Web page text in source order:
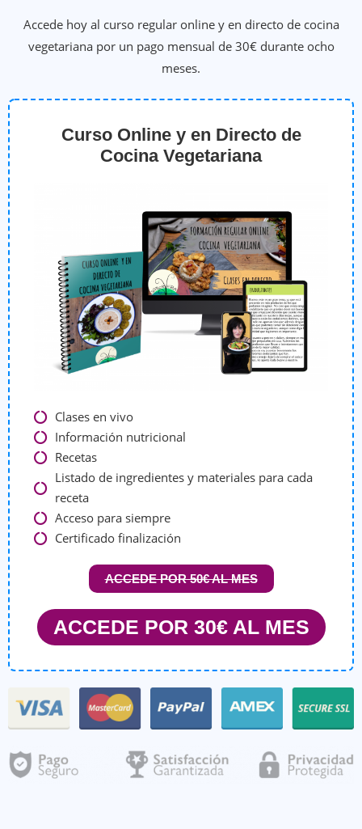
Accede hoy al curso regular online y en directo de cocina
vegetariana por un pago mensual de 30€ durante ocho
meses.
Curso Online y en Directo de
Cocina Vegetariana
Clases en vivo
Información nutricional
Recetas
Listado de ingredientes y materiales para cada
receta
Acceso para siempre
Certificado finalización
ACCEDE POR 50€ AL MES
ACCEDE POR 30€ AL MES